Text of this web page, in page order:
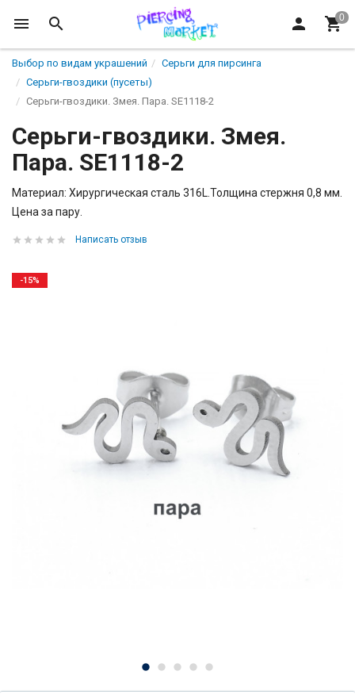
Выбор по видам украшений
Серьги для пирсинга
Серьги-гвоздики (пусеты)
Серьги-гвоздики. Змея. Пара. SE1118-2
Серьги-гвоздики. Змея.
Пара. SE1118-2
Материал: Хирургическая сталь 316L.Толщина стержня 0,8 мм.
Цена за пару.
Написать отзыв
-15%